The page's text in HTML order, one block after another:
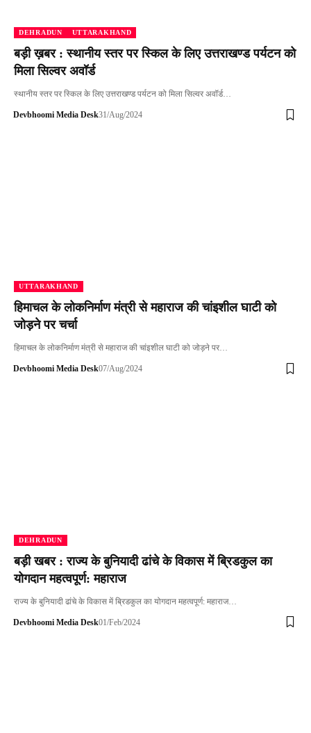
DEHRADUN UTTARAKHAND
बड़ी ख़बर : स्थानीय स्तर पर स्किल के लिए उत्तराखण्ड पर्यटन को
मिला सिल्वर अवॉर्ड
स्थानीय स्तर पर स्किल के लिए उत्तराखण्ड पर्यटन को मिला सिल्वर अवॉर्ड…
Devbhoomi Media Desk31/Aug/2024
UTTARAKHAND
हिमाचल के लोकनिर्माण मंत्री से महाराज की चांइशील घाटी को
जोड़ने पर चर्चा
हिमाचल के लोकनिर्माण मंत्री से महाराज की चांइशील घाटी को जोड़ने पर…
Devbhoomi Media Desk07/Aug/2024
DEHRADUN
बड़ी खबर : राज्य के बुनियादी ढांचे के विकास में ब्रिडकुल का
योगदान महत्वपूर्ण: महाराज
राज्य के बुनियादी ढांचे के विकास में ब्रिडकुल का योगदान महत्वपूर्ण: महाराज…
Devbhoomi Media Desk01/Feb/2024